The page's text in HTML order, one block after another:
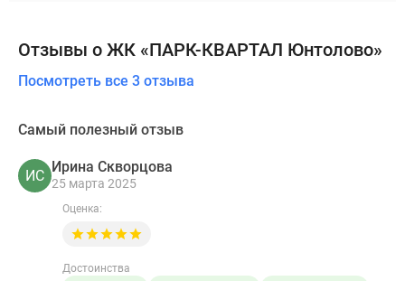
Отзывы о ЖК «ПАРК-КВАРТАЛ Юнтолово»
Посмотреть все 3 отзыва
Самый полезный отзыв
ИС
Ирина Скворцова
25 марта 2025
Оценка:
Достоинства